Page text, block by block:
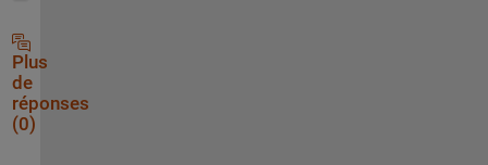
Plus
de
réponses
(0)